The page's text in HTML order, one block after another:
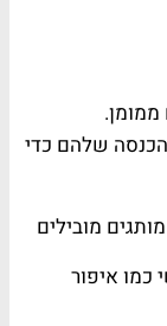
שלהם כדי
מובילים
כמו איפור